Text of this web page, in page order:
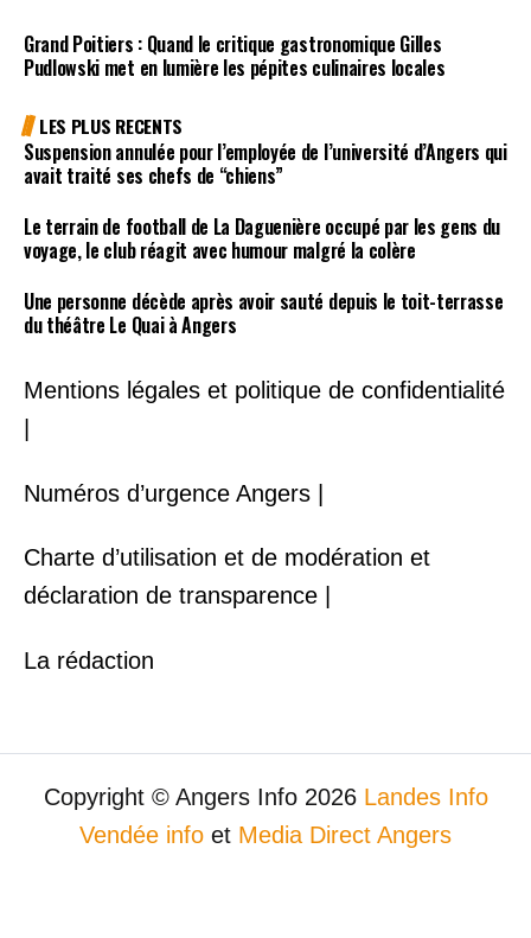
Grand Poitiers : Quand le critique gastronomique Gilles
Pudlowski met en lumière les pépites culinaires locales
LES PLUS RECENTS
Suspension annulée pour l’employée de l’université d’Angers qui
avait traité ses chefs de “chiens”
Le terrain de football de La Daguenière occupé par les gens du
voyage, le club réagit avec humour malgré la colère
Une personne décède après avoir sauté depuis le toit-terrasse
du théâtre Le Quai à Angers
Mentions légales et politique de confidentialité
Numéros d’urgence Angers |
Charte d’utilisation et de modération et
déclaration de transparence |
La rédaction
Copyright © Angers Info 2026 Landes Info
Vendée info et Media Direct Angers